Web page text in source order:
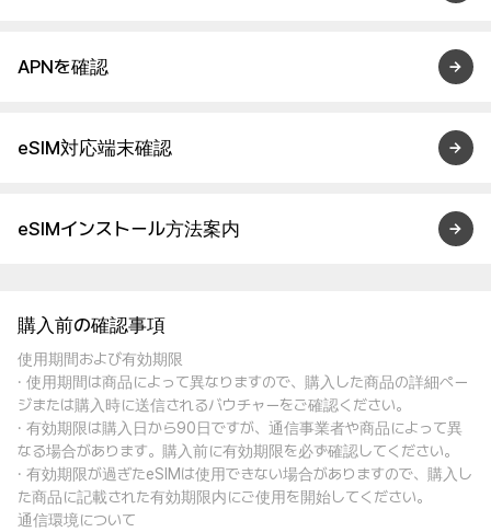
APNを確認
eSIM対応端末確認
eSIMインストール方法案内
購入前の確認事項
使用期間および有効期限
· 使用期間は商品によって異なりますので、購入した商品の詳細ペー
ジまたは購入時に送信されるバウチャーをご確認ください。
· 有効期限は購入日から90日ですが、通信事業者や商品によって異
なる場合があります。購入前に有効期限を必ず確認してください。
· 有効期限が過ぎたeSIMは使用できない場合がありますので、購入し
た商品に記載された有効期限内にご使用を開始してください。
通信環境について